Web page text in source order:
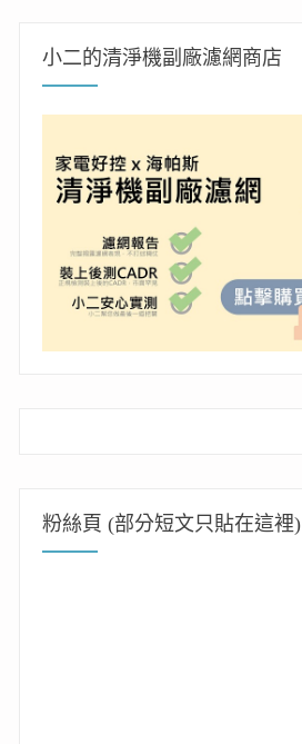
小二的清淨機副廠濾網商店
粉絲頁 (部分短文只貼在這裡)